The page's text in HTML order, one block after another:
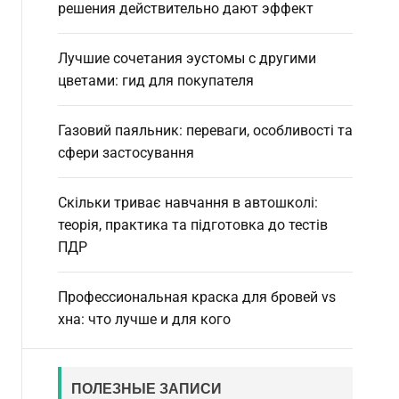
d
решения действительно дают эффект
Лучшие сочетания эустомы с другими
цветами: гид для покупателя
Газовий паяльник: переваги, особливості та
сфери застосування
Скільки триває навчання в автошколі:
теорія, практика та підготовка до тестів
ПДР
Профессиональная краска для бровей vs
хна: что лучше и для кого
ПОЛЕЗНЫЕ ЗАПИСИ